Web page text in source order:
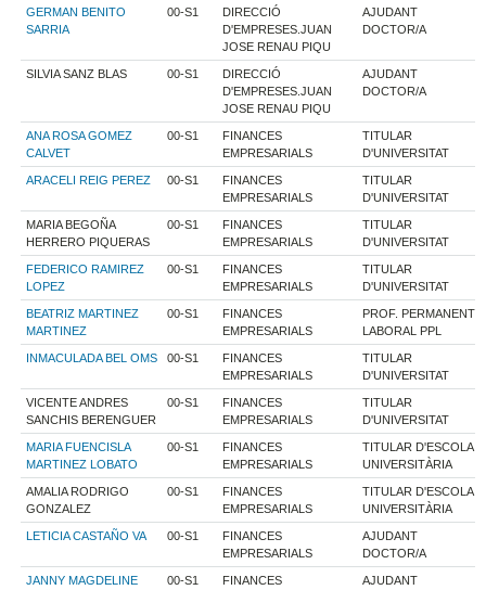
GERMAN BENITO
SARRIA
00-S1
DIRECCIÓ
D'EMPRESES.JUAN
JOSE RENAU PIQU
AJUDANT
DOCTOR/A
SILVIA SANZ BLAS 00-S1
DIRECCIÓ
D'EMPRESES.JUAN
JOSE RENAU PIQU
AJUDANT
DOCTOR/A
ANA ROSA GOMEZ
CALVET
00-S1
FINANCES
EMPRESARIALS
TITULAR
D'UNIVERSITAT
ARACELI REIG PEREZ 00-S1
FINANCES
EMPRESARIALS
TITULAR
D'UNIVERSITAT
MARIA BEGOÑA
HERRERO PIQUERAS
00-S1
FINANCES
EMPRESARIALS
TITULAR
D'UNIVERSITAT
FEDERICO RAMIREZ
LOPEZ
00-S1
FINANCES
EMPRESARIALS
TITULAR
D'UNIVERSITAT
BEATRIZ MARTINEZ
MARTINEZ
00-S1
FINANCES
EMPRESARIALS
PROF. PERMANENT
LABORAL PPL
INMACULADA BEL OMS 00-S1
FINANCES
EMPRESARIALS
TITULAR
D'UNIVERSITAT
VICENTE ANDRES
SANCHIS BERENGUER
00-S1
FINANCES
EMPRESARIALS
TITULAR
D'UNIVERSITAT
MARIA FUENCISLA
MARTINEZ LOBATO
00-S1
FINANCES
EMPRESARIALS
TITULAR D'ESCOLA
UNIVERSITÀRIA
AMALIA RODRIGO
GONZALEZ
00-S1
FINANCES
EMPRESARIALS
TITULAR D'ESCOLA
UNIVERSITÀRIA
LETICIA CASTAÑO VA 00-S1
FINANCES
EMPRESARIALS
AJUDANT
DOCTOR/A
JANNY MAGDELINE
00-S1
FINANCES
AJUDANT